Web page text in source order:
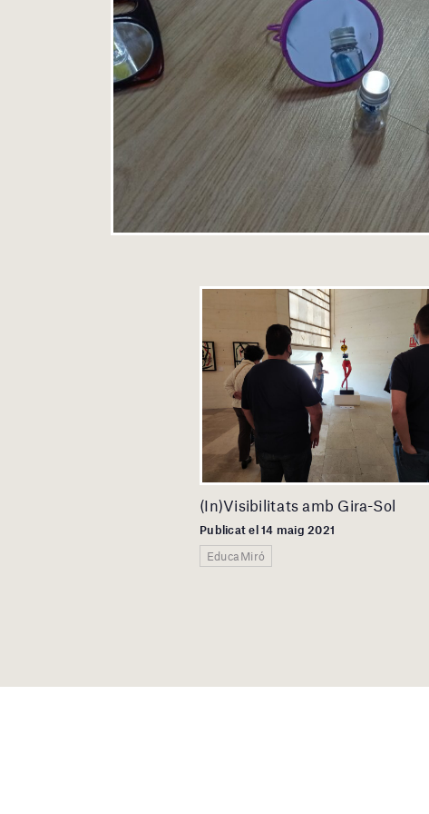
(In)Visibilitats amb Gira-Sol
Publicat el 14 maig 2021
EducaMiró